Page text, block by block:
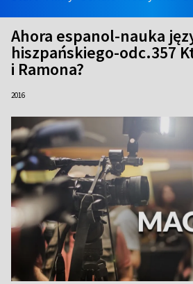
Ahora espanol-nauka
hiszpańskiego-odc.357
i Ramona?
2016